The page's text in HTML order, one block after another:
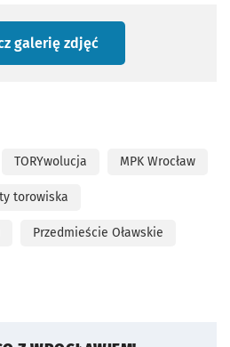
galerię zdjęć
TORYwolucja MPK Wrocław
torowiska
Przedmieście Oławskie